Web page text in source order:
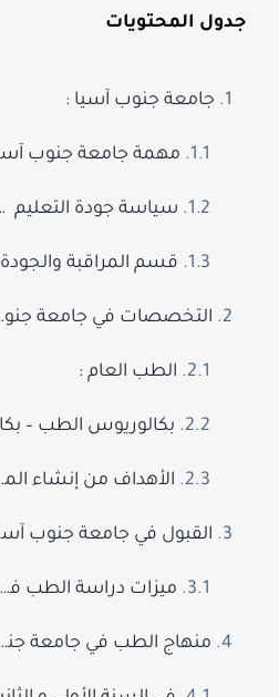
جدول المحتويات
جامعة جنوب آسيا :
مهمة جامعة جنوب آسيا :
سياسة جودة التعليم
قسم المراقبة والجودة في جامعة جنوب آسيا :
التخصصات في جامعة جنوب آسيا :
الطب العام :
بكالوريوس الطب – بكالوريوس الطب والجراحة :
الأهداف من إنشاء المركز:
القبول في جامعة جنوب آسيا:
ميزات دراسة الطب في قيرغيزستان :
منهاج الطب في جامعة جنوب آسيا الطبية في قيرغيزستان: